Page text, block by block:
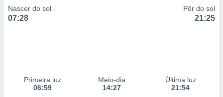
Nascer do sol
07:28
Pôr do sol
21:25
Primeira luz
06:59
Meio-dia
14:27
Última luz
21:54